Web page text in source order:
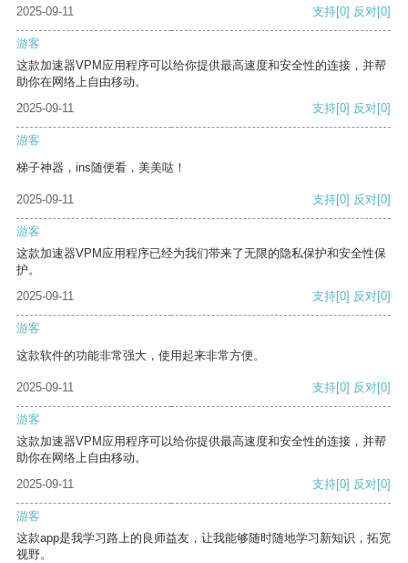
2025-09-11 支持[0] 反对[0]
游客
这款加速器VPM应用程序可以给你提供最高速度和安全性的连接，并帮
助你在网络上自由移动。
2025-09-11
支持[0] 反对[0]
游客
梯子神器，ins随便看，美美哒！
2025-09-11 支持[0] 反对[0]
游客
这款加速器VPM应用程序已经为我们带来了无限的隐私保护和安全性保
护。
2025-09-11
支持[0] 反对[0]
游客
这款软件的功能非常强大，使用起来非常方便。
2025-09-11 支持[0] 反对[0]
游客
这款加速器VPM应用程序可以给你提供最高速度和安全性的连接，并帮
助你在网络上自由移动。
2025-09-11
支持[0] 反对[0]
游客
这款app是我学习路上的良师益友，让我能够随时随地学习新知识，拓宽
视野。